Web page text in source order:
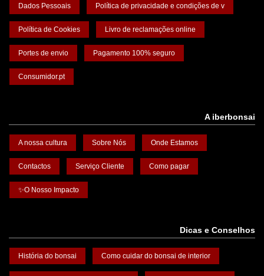
Dados Pessoais Política de privacidade e condições de v
Política de Cookies Livro de reclamações online
Portes de envio Pagamento 100% seguro
Consumidor.pt
A iberbonsai
A nossa cultura Sobre Nós Onde Estamos
Contactos Serviço Cliente Como pagar
✨O Nosso Impacto
Dicas e Conselhos
História do bonsai Como cuidar do bonsai de interior